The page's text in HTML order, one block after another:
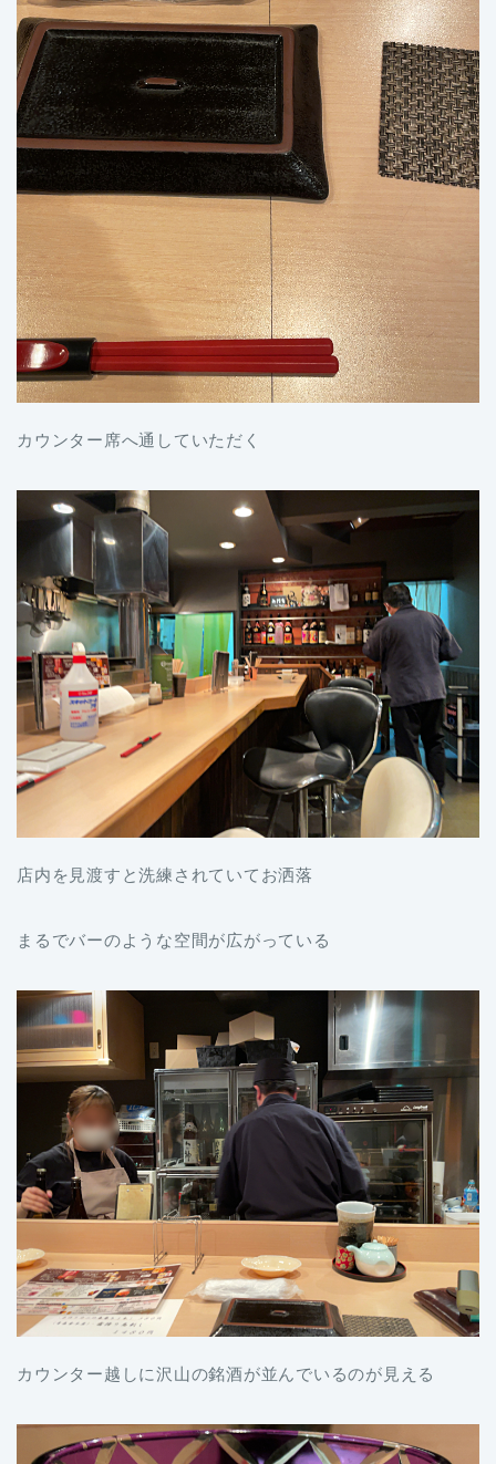
カウンター席へ通していただく
店内を見渡すと洗練されていてお洒落
まるでバーのような空間が広がっている
カウンター越しに沢山の銘酒が並んでいるのが見える